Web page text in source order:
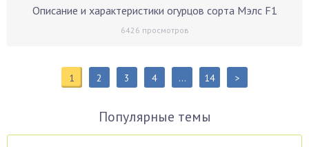
Описание и характеристики огурцов сорта Мэлс F1
6426 просмотров
1 2 3 4 … 14 >
Популярные темы